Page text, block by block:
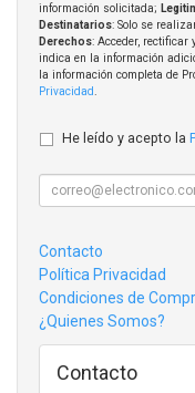
información solicitada;
Destinatarios: Solo se
Derechos: Acceder, rectificar
indica en la información
la información completa de
Privacidad
He leído y acepto la
Contacto
Política Privacidad
Condiciones de
¿Quienes Somos?
Contacto